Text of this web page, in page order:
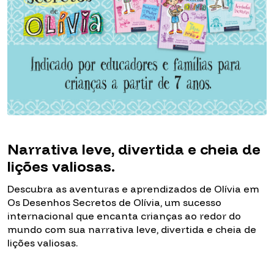
Narrativa leve, divertida e cheia de
lições valiosas.
Descubra as aventuras e aprendizados de Olívia em
Os Desenhos Secretos de Olívia, um sucesso
internacional que encanta crianças ao redor do
mundo com sua narrativa leve, divertida e cheia de
lições valiosas.